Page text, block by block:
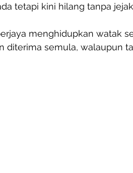
tetapi kini hilang tanpa
menghidupkan watak
diterima semula, walaupun